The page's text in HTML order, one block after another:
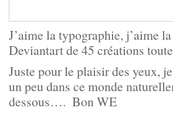
J’aime la typographie, j’aime
Deviantart de 45 créations
Juste pour le plaisir des yeux,
un peu dans ce monde
dessous…. Bon WE